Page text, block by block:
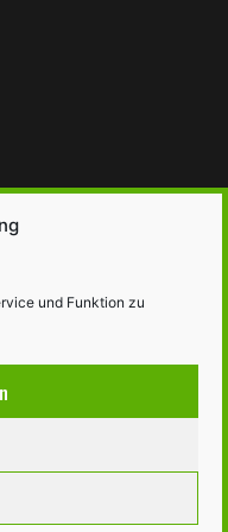
und Funktion zu
von